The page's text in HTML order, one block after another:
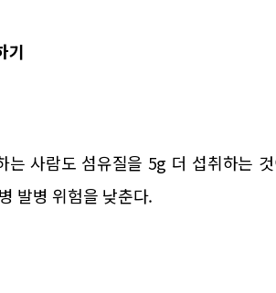
기
는 사람도 섬유질을 5g 더 섭취하는
발병 위험을 낮춘다.